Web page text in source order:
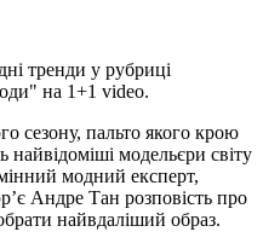
тренди у рубриці
на 1+1 video.
сезону, пальто якого крою
модельєри світу
модний експерт,
Андре Тан розповість про
найвдаліший образ.